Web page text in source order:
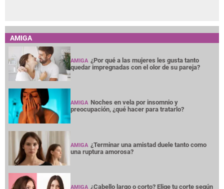
AMIGA
AMIGA ¿Por qué a las mujeres les gusta tanto
quedar impregnadas con el olor de su pareja?
AMIGA Noches en vela por insomnio y
preocupación, ¿qué hacer para tratarlo?
AMIGA ¿Terminar una amistad duele tanto como
una ruptura amorosa?
AMIGA ¿Cabello largo o corto? Elige tu corte según